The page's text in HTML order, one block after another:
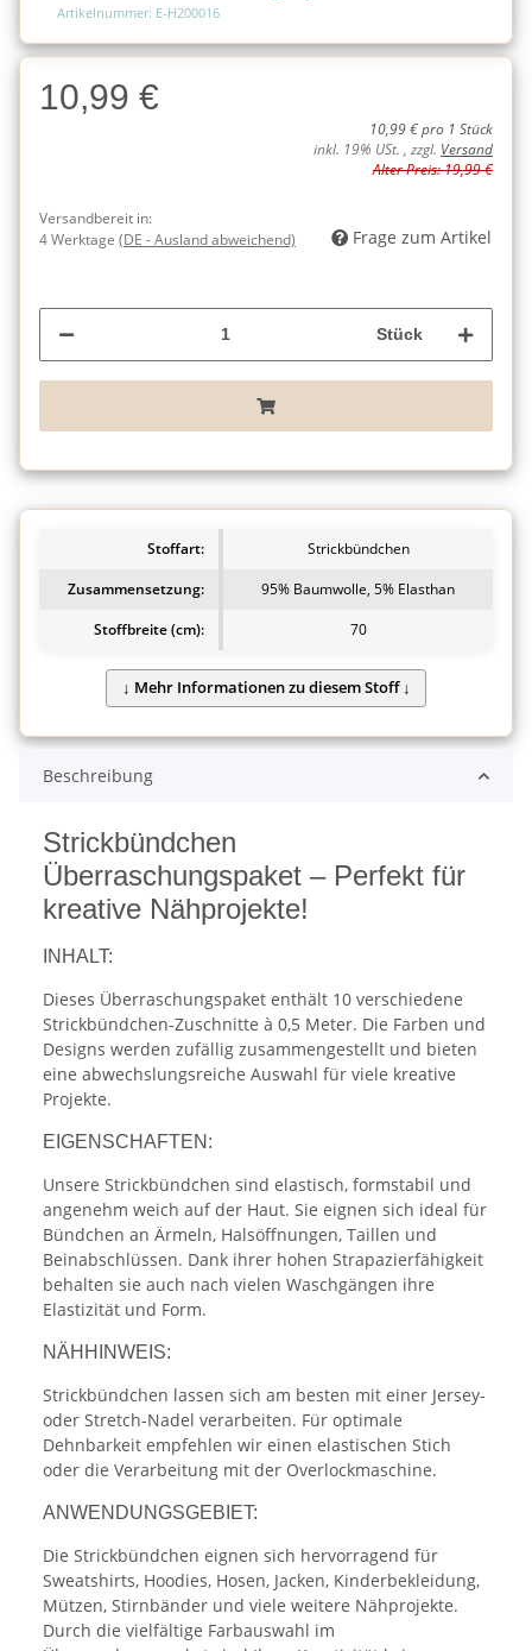
Artikelnummer: E-H200016
10,99 €
10,99 € pro 1 Stück
inkl. 19% USt. , zzgl. Versand
Alter Preis: 19,99 €
Versandbereit in:
4 Werktage (DE - Ausland abweichend) Frage zum Artikel
Stück
Stoffart:
Strickbündchen
Zusammensetzung:
95% Baumwolle, 5% Elasthan
Stoffbreite (cm):
70
Beschreibung
Strickbündchen
Überraschungspaket – Perfekt für
kreative Nähprojekte!
INHALT:
Dieses Überraschungspaket enthält 10 verschiedene
Strickbündchen-Zuschnitte à 0,5 Meter. Die Farben und
Designs werden zufällig zusammengestellt und bieten
eine abwechslungsreiche Auswahl für viele kreative
Projekte.
EIGENSCHAFTEN:
Unsere Strickbündchen sind elastisch, formstabil und
angenehm weich auf der Haut. Sie eignen sich ideal für
Bündchen an Ärmeln, Halsöffnungen, Taillen und
Beinabschlüssen. Dank ihrer hohen Strapazierfähigkeit
behalten sie auch nach vielen Waschgängen ihre
Elastizität und Form.
NÄHHINWEIS:
Strickbündchen lassen sich am besten mit einer Jersey-
oder Stretch-Nadel verarbeiten. Für optimale
Dehnbarkeit empfehlen wir einen elastischen Stich
oder die Verarbeitung mit der Overlockmaschine.
ANWENDUNGSGEBIET:
Die Strickbündchen eignen sich hervorragend für
Sweatshirts, Hoodies, Hosen, Jacken, Kinderbekleidung,
Mützen, Stirnbänder und viele weitere Nähprojekte.
Durch die vielfältige Farbauswahl im